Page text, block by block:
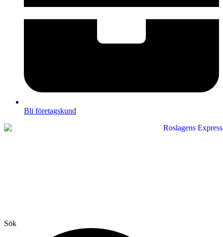
Bli företagskund
Sök